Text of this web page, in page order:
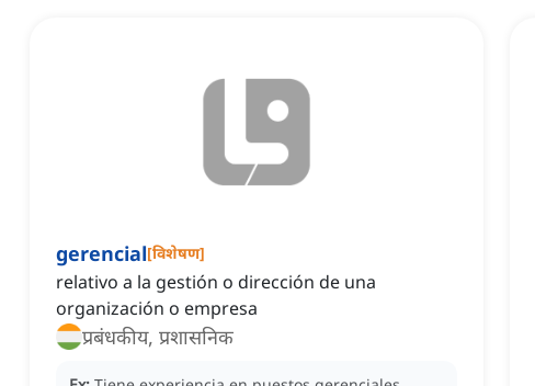
gerencial[विशेषण]
relativo a la gestión o dirección de una
organización o empresa
प्रबंधकीय, प्रशासनिक